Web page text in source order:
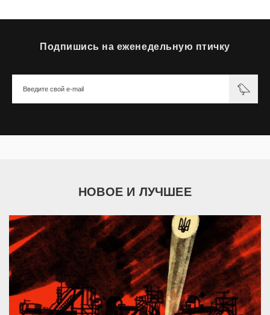
Подпишись на еженедельную птичку
НОВОЕ И ЛУЧШЕЕ